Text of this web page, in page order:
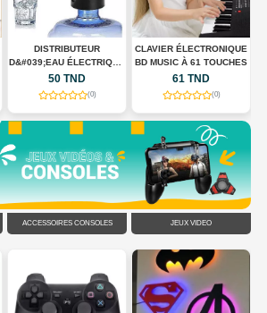
DISTRIBUTEUR
D&#039;EAU ÉLECTRIQUE
PORTABLE USB
RECHARGEABLE
50 TND
(0)
CLAVIER ÉLECTRONIQUE
BD MUSIC À 61 TOUCHES
61 TND
(0)
ACCESSOIRES CONSOLES JEUX VIDÉO